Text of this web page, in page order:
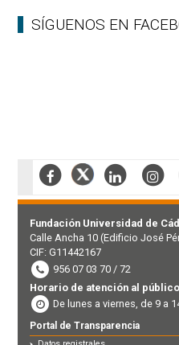
SÍGUENOS EN
Fundación Universidad de
Calle Ancha 10 (Edificio José
CIF: G11442167
956 07 03 70 / 72
Horario de atención al público
De lunes a viernes, de 9 a
Portal de Transparencia